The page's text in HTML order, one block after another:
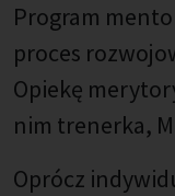
Program
proces
Opiekę
nim trenerka,
Oprócz